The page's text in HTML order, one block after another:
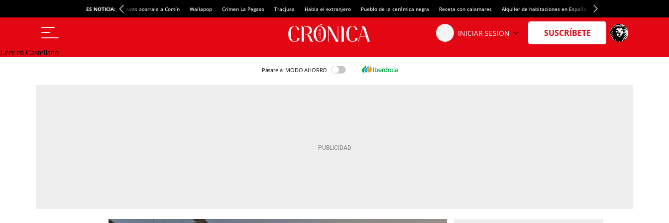
ES NOTICIA: Junts acorrala a Comín Wallapop Crimen La Pegaso Tracjusa Habla el extranjero Pueblo de la cerámica negra Receta con calamares Alquiler de habitaciones en España Crédito del Spotify Camp Nou
Leer en Castellano
Pásate al MODO AHORRO